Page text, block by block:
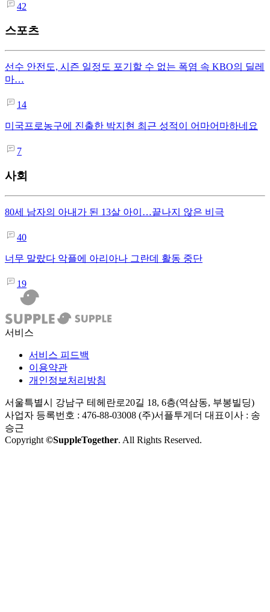
42
스포츠
선수 안전도, 시즌 일정도 포기할 수 없는 폭염 속 KBO의 딜레
마…
14
미국프로농구에 진출한 박지현 최근 성적이 어마어마하네요
7
사회
80세 남자의 아내가 된 13살 아이…끝나지 않은 비극
40
너무 말랐다 악플에 아리아나 그란데 활동 중단
19
서비스
서비스 피드백
이용약관
개인정보처리방침
서울특별시 강남구 테헤란로20길 18, 6층(역삼동, 부봉빌딩)
사업자 등록번호 : 476-88-03008 (주)서플투게더 대표이사 : 송
승근
Copyright ©SuppleTogether. All Rights Reserved.